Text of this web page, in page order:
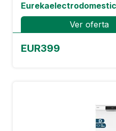
Ver oferta
EUR399